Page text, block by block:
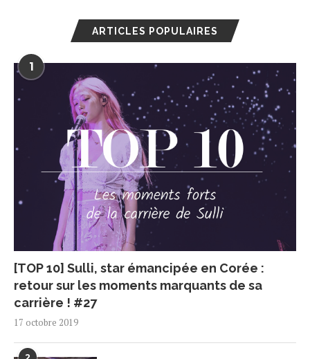
ARTICLES POPULAIRES
1
[TOP 10] Sulli, star émancipée en Corée :
retour sur les moments marquants de sa
carrière ! #27
17 octobre 2019